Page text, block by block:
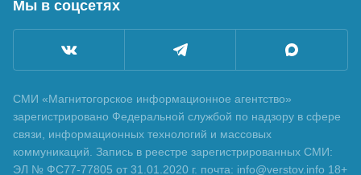
Мы в соцсетях
СМИ «Магнитогорское информационное агентство»
зарегистрировано Федеральной службой по надзору в сфере
связи, информационных технологий и массовых
коммуникаций. Запись в реестре зарегистрированных СМИ:
ЭЛ № ФС77-77805 от 31.01.2020 г. почта: info@verstov.info 18+